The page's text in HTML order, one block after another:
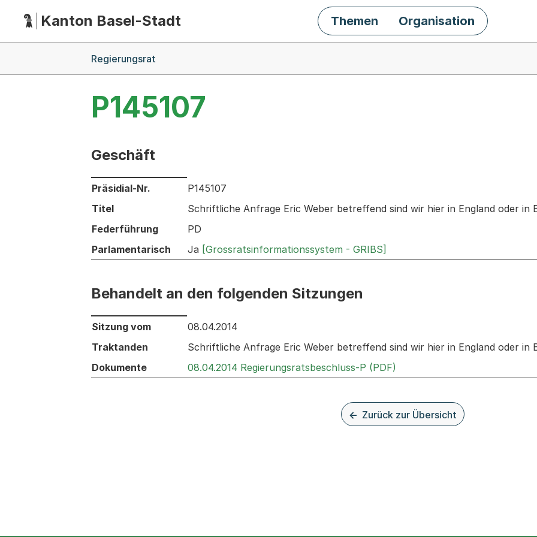
HauptnavigationKanton Basel-Stadt Themen Organisation
Regierungsrat
P145107
Geschäft
Informationen zum Ausgewählten Geschäft
Präsidial-Nr.
P145107
Titel
Schriftliche Anfrage Eric Weber betreffend sind wir hier in England oder in
Federführung
PD
Parlamentarisch
Ja [Grossratsinformationssystem - GRIBS]
Behandelt an den folgenden Sitzungen
Behandelt an den folgenden Sitzungen: Informationen zu den Sitzungen zum Geschäft
Sitzung vom
08.04.2014
Traktanden
Schriftliche Anfrage Eric Weber betreffend sind wir hier in England oder in
Dokumente
08.04.2014 Regierungsratsbeschluss-P (PDF)
Zurück zur Übersicht